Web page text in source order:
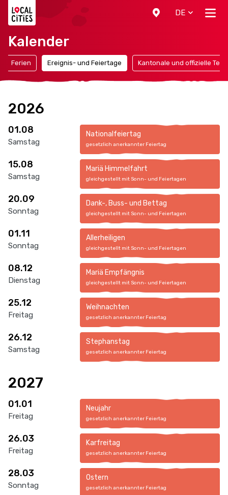
DE
Kalender
Ferien Ereignis- und Feiertage Kantonale und offizielle
2026
01.08
Samstag
Nationalfeiertag
gesetzlich anerkannter Feiertag
15.08
Samstag
Mariä Himmelfahrt
gleichgestellt mit Sonn- und Feiertagen
20.09
Sonntag
Dank-, Buss- und Bettag
gleichgestellt mit Sonn- und Feiertagen
01.11
Sonntag
Allerheiligen
gleichgestellt mit Sonn- und Feiertagen
08.12
Dienstag
Mariä Empfängnis
gleichgestellt mit Sonn- und Feiertagen
25.12
Freitag
Weihnachten
gesetzlich anerkannter Feiertag
26.12
Samstag
Stephanstag
gesetzlich anerkannter Feiertag
2027
01.01
Freitag
Neujahr
gesetzlich anerkannter Feiertag
26.03
Freitag
Karfreitag
gesetzlich anerkannter Feiertag
28.03
Sonntag
Ostern
gesetzlich anerkannter Feiertag